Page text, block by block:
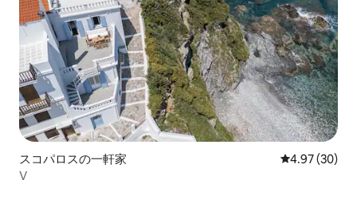
スコパロスの一軒家 レビュー30
4.97 (30)
V